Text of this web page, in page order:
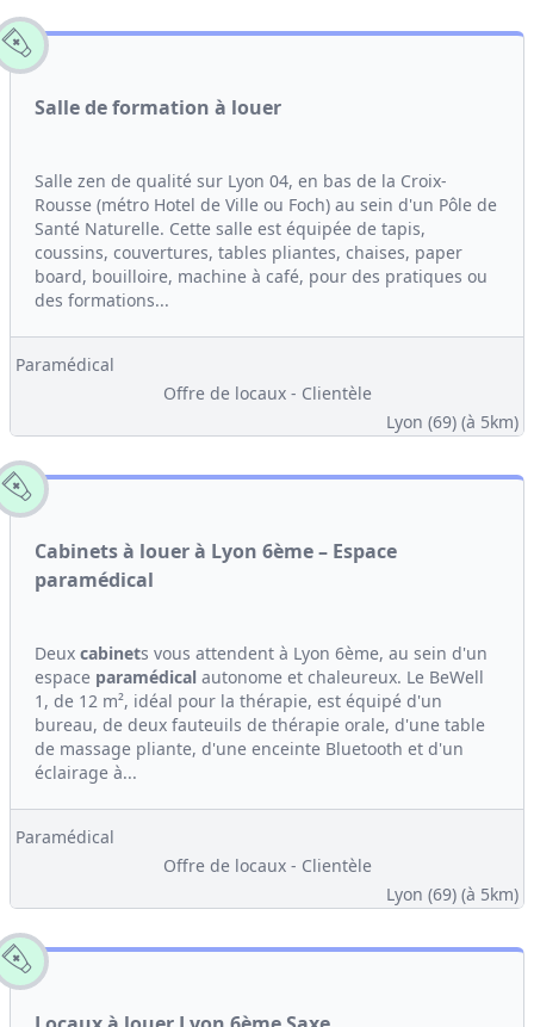
Salle de formation à louer
Salle zen de qualité sur Lyon 04, en bas de la Croix-
Rousse (métro Hotel de Ville ou Foch) au sein d'un Pôle de
Santé Naturelle. Cette salle est équipée de tapis,
coussins, couvertures, tables pliantes, chaises, paper
board, bouilloire, machine à café, pour des pratiques ou
des formations...
Paramédical
Offre de locaux - Clientèle
Lyon (69) (à 5km)
Cabinets à louer à Lyon 6ème – Espace
paramédical
Deux cabinets vous attendent à Lyon 6ème, au sein d'un
espace paramédical autonome et chaleureux. Le BeWell
1, de 12 m², idéal pour la thérapie, est équipé d'un
bureau, de deux fauteuils de thérapie orale, d'une table
de massage pliante, d'une enceinte Bluetooth et d'un
éclairage à...
Paramédical
Offre de locaux - Clientèle
Lyon (69) (à 5km)